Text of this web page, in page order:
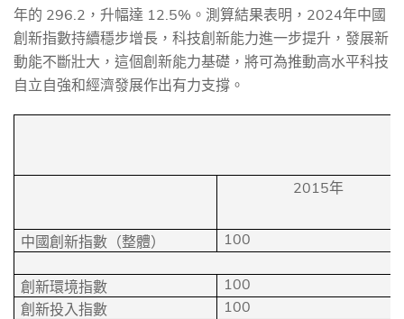
年的 296.2 ，升幅達 12.5% 。測算結果表明， 2024年中國
創新指數持續穩步增長，科技創新能力進一步提升，發展新
動能不斷壯大，這個創新能力基礎，將可為推動高水平科技
自立自強和經濟發展作出有力支撐。
2015年
中國創新指數（整體） 100
創新環境指數 100
創新投入指數 100